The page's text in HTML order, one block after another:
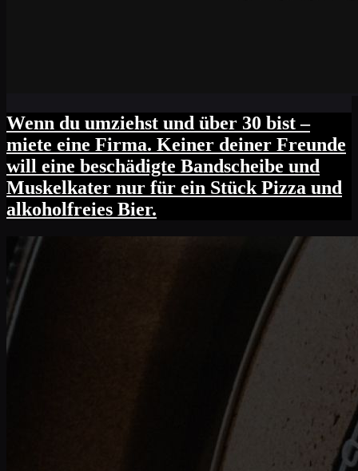
Wenn du umziehst und über 30 bist –
miete eine Firma. Keiner deiner Freunde
will eine beschädigte Bandscheibe und
Muskelkater nur für ein Stück Pizza und
alkoholfreies Bier.